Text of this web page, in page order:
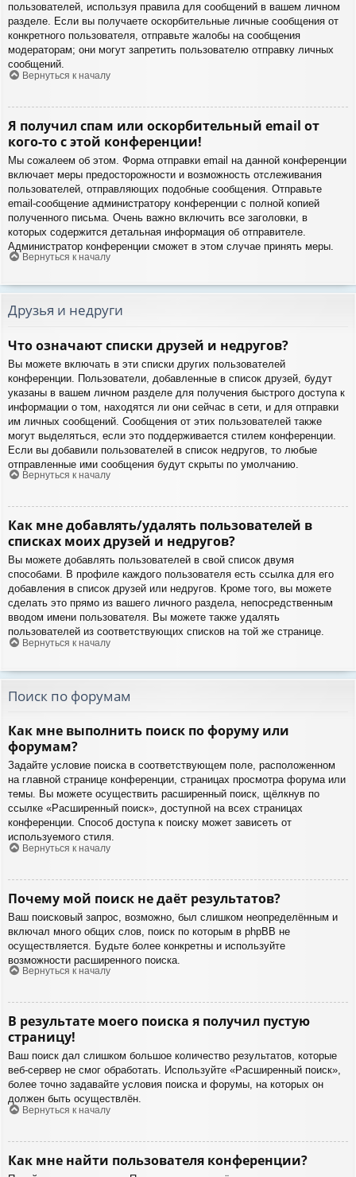
пользователей, используя правила для сообщений в вашем личном
разделе. Если вы получаете оскорбительные личные сообщения от
конкретного пользователя, отправьте жалобы на сообщения
модераторам; они могут запретить пользователю отправку личных
сообщений.
Вернуться к началу
Я получил спам или оскорбительный email от
кого-то с этой конференции!
Мы сожалеем об этом. Форма отправки email на данной конференции
включает меры предосторожности и возможность отслеживания
пользователей, отправляющих подобные сообщения. Отправьте
email-сообщение администратору конференции с полной копией
полученного письма. Очень важно включить все заголовки, в
которых содержится детальная информация об отправителе.
Администратор конференции сможет в этом случае принять меры.
Вернуться к началу
Друзья и недруги
Что означают списки друзей и недругов?
Вы можете включать в эти списки других пользователей
конференции. Пользователи, добавленные в список друзей, будут
указаны в вашем личном разделе для получения быстрого доступа к
информации о том, находятся ли они сейчас в сети, и для отправки
им личных сообщений. Сообщения от этих пользователей также
могут выделяться, если это поддерживается стилем конференции.
Если вы добавили пользователей в список недругов, то любые
отправленные ими сообщения будут скрыты по умолчанию.
Вернуться к началу
Как мне добавлять/удалять пользователей в
списках моих друзей и недругов?
Вы можете добавлять пользователей в свой список двумя
способами. В профиле каждого пользователя есть ссылка для его
добавления в список друзей или недругов. Кроме того, вы можете
сделать это прямо из вашего личного раздела, непосредственным
вводом имени пользователя. Вы можете также удалять
пользователей из соответствующих списков на той же странице.
Вернуться к началу
Поиск по форумам
Как мне выполнить поиск по форуму или
форумам?
Задайте условие поиска в соответствующем поле, расположенном
на главной странице конференции, страницах просмотра форума или
темы. Вы можете осуществить расширенный поиск, щёлкнув по
ссылке «Расширенный поиск», доступной на всех страницах
конференции. Способ доступа к поиску может зависеть от
используемого стиля.
Вернуться к началу
Почему мой поиск не даёт результатов?
Ваш поисковый запрос, возможно, был слишком неопределённым и
включал много общих слов, поиск по которым в phpBB не
осуществляется. Будьте более конкретны и используйте
возможности расширенного поиска.
Вернуться к началу
В результате моего поиска я получил пустую
страницу!
Ваш поиск дал слишком большое количество результатов, которые
веб-сервер не смог обработать. Используйте «Расширенный поиск»,
более точно задавайте условия поиска и форумы, на которых он
должен быть осуществлён.
Вернуться к началу
Как мне найти пользователя конференции?